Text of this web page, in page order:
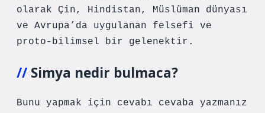
olarak Çin, Hindistan, Müslüman dünyası
ve Avrupa’da uygulanan felsefi ve
proto-bilimsel bir gelenektir.
Simya nedir bulmaca?
Bunu yapmak için cevabı cevaba yazmanız